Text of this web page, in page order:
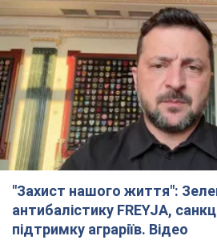
"Захист нашого життя":
антибалістику FREYJA,
підтримку аграріїв. Відео
Європейські партнери долучаються
час назад 14,6 т.
"Балістика вбиває людей":
обговорити перехоплення
Україною
Глава МЗС Польщі закликав до збиття